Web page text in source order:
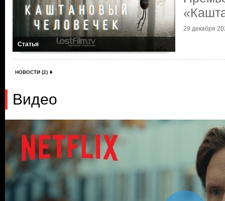
Статья
29 декабря
НОВОСТИ (2)
Видео